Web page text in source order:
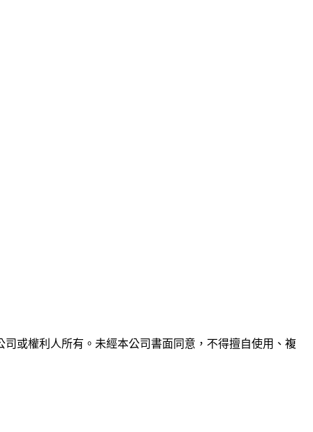
或權利人所有。未經本公司書面同意，不得擅自使用、複